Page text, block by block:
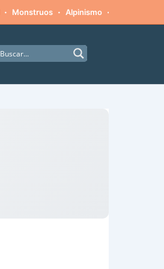
· Monstruos · Alpinismo ·